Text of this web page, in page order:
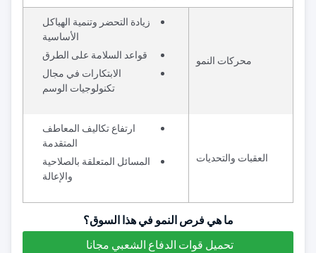
محركات النمو
زيادة التحضر وتنمية الهياكل
الأساسية
قواعد السلامة على الطرق
الابتكارات في مجال
تكنولوجيات الوسم
العقبات والتحديات
ارتفاع تكاليف المعاطف
المتقدمة
المسائل المتعلقة بالصلاحية
والإعالة
ما هي فرص النمو في هذا السوق؟
تحميل قوات الدفاع الشعبي مجانا